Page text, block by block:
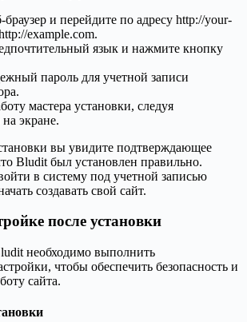
и перейдите по адресу http://your-
example.com.
язык и нажмите кнопку
пароль для учетной записи
мастера установки, следуя
экране.
вы увидите подтверждающее
Bludit был установлен правильно.
в систему под учетной записью
создавать свой сайт.
после установки
необходимо выполнить
чтобы обеспечить безопасность и
сайта.